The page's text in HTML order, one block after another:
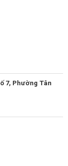
7, Phường Tân